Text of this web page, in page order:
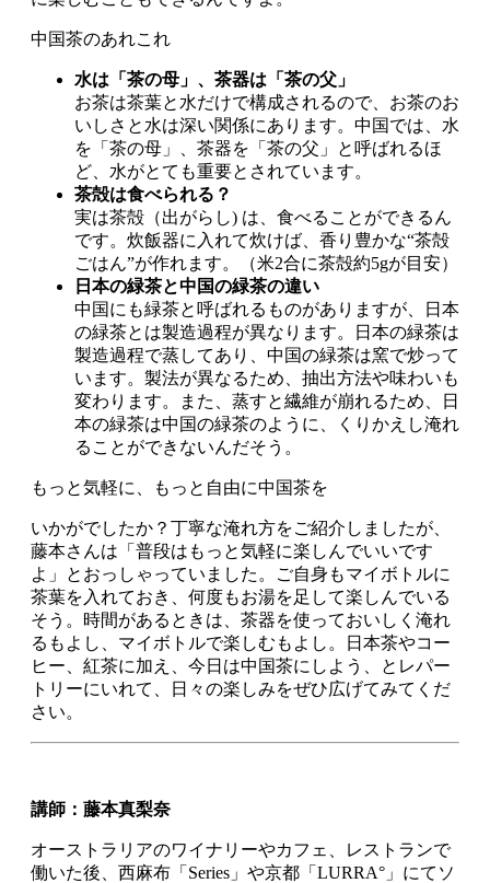
中国茶のあれこれ
水は「茶の母」、茶器は「茶の父」
お茶は茶葉と水だけで構成されるので、お茶のお
いしさと水は深い関係にあります。中国では、水
を「茶の母」、茶器を「茶の父」と呼ばれるほ
ど、水がとても重要とされています。
茶殻は食べられる？
実は茶殻（出がらし) は、食べることができるん
です。炊飯器に入れて炊けば、香り豊かな“茶殻
ごはん”が作れます。（米2合に茶殻約5gが目安）
日本の緑茶と中国の緑茶の違い
中国にも緑茶と呼ばれるものがありますが、日本
の緑茶とは製造過程が異なります。日本の緑茶は
製造過程で蒸してあり、中国の緑茶は窯で炒って
います。製法が異なるため、抽出方法や味わいも
変わります。また、蒸すと繊維が崩れるため、日
本の緑茶は中国の緑茶のように、くりかえし淹れ
ることができないんだそう。
もっと気軽に、もっと自由に中国茶を
いかがでしたか？丁寧な淹れ方をご紹介しましたが、
藤本さんは「普段はもっと気軽に楽しんでいいです
よ」とおっしゃっていました。ご自身もマイボトルに
茶葉を入れておき、何度もお湯を足して楽しんでいる
そう。時間があるときは、茶器を使っておいしく淹れ
るもよし、マイボトルで楽しむもよし。日本茶やコー
ヒー、紅茶に加え、今日は中国茶にしよう、とレパー
トリーにいれて、日々の楽しみをぜひ広げてみてくだ
さい。
講師：藤本真梨奈
オーストラリアのワイナリーやカフェ、レストランで
働いた後、西麻布「Series」や京都「LURRA°」にてソ